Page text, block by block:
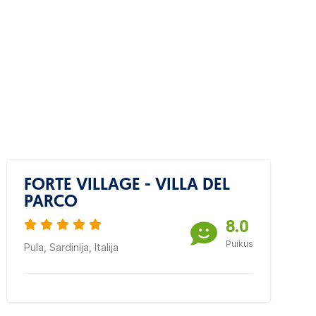
FORTE VILLAGE - VILLA DEL
PARCO
Pula, Sardinija, Italija
8.0
Puikus